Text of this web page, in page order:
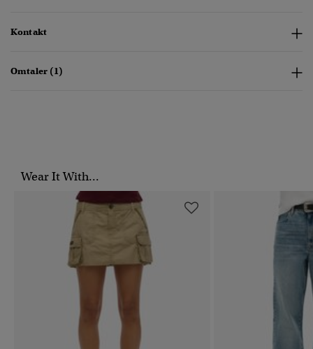
Kontakt
Omtaler (1)
Wear It With...